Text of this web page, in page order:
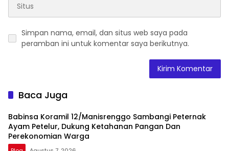
Simpan nama, email, dan situs web saya pada
peramban ini untuk komentar saya berikutnya.
Baca Juga
Babinsa Koramil 12/Manisrenggo Sambangi Peternak
Ayam Petelur, Dukung Ketahanan Pangan Dan
Perekonomian Warga